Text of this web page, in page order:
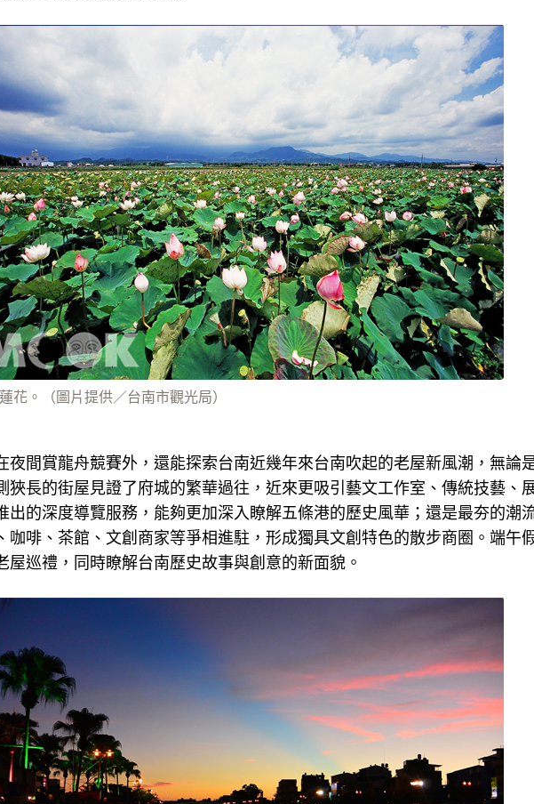
花。（圖片提供／台南市觀光局）
夜間賞龍舟競賽外，還能探索台南近幾年來台南吹起的老屋新風潮，無論
狹長的街屋見證了府城的繁華過往，近來更吸引藝文工作室、傳統技藝、
出的深度導覽服務，能夠更加深入瞭解五條港的歷史風華；還是最夯的潮
咖啡、茶館、文創商家等爭相進駐，形成獨具文創特色的散步商圈。端午
屋巡禮，同時瞭解台南歷史故事與創意的新面貌。